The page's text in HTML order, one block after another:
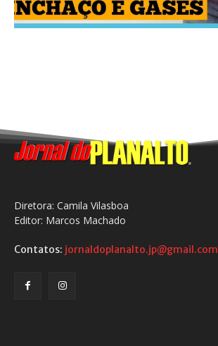
Diretora: Camila Vilasboa
Editor: Marcos Machado
Contatos: jornaldoplanalto.jp@gmail.com